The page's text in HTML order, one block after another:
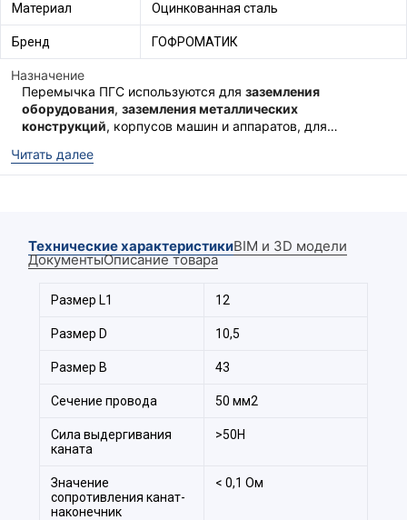
Материал Оцинкованная сталь
Бренд ГОФРОМАТИК
Назначение
Перемычка ПГС используются для заземления
оборудования, заземления металлических
конструкций, корпусов машин и аппаратов, для
необходимо
проводника заземления, из оцинкованной стали, с
Для присоединения перемычки к металлическим
Читать далее
Технические характеристикиBIM и 3D модели
ДокументыОписание товара
Размер L1 12
Размер D 10,5
Размер B 43
Сечение провода 50 мм2
Сила выдергивания
каната
>50Н
Значение
сопротивления канат-
наконечник
< 0,1 Ом